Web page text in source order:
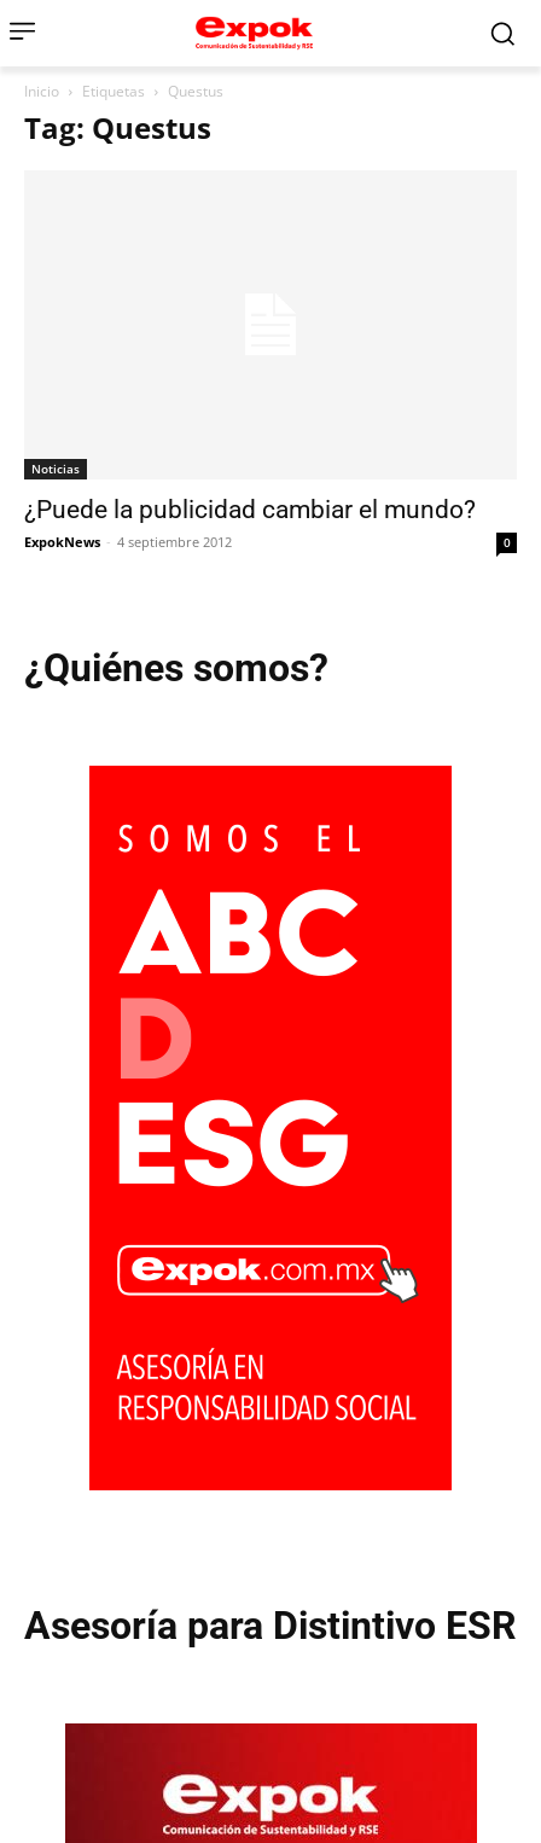
Inicio Etiquetas Questus
Tag: Questus
Noticias
¿Puede la publicidad cambiar el mundo?
ExpokNews - 4 septiembre 2012 0
¿Quiénes somos?
Asesoría para Distintivo ESR